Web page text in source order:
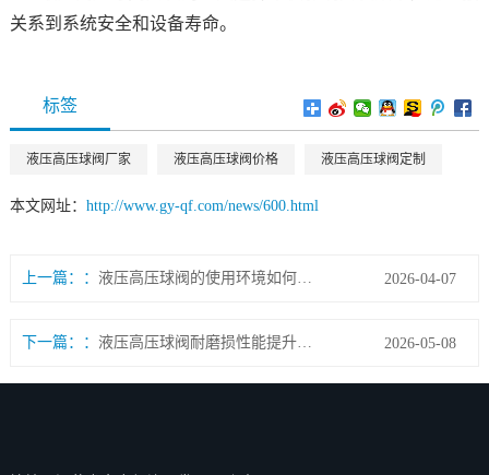
关系到系统安全和设备寿命。
标签
液压高压球阀厂家 液压高压球阀价格 液压高压球阀定制
本文网址： http://www.gy-qf.com/news/600.html
上一篇： 液压高压球阀的使用环境如何评估? 2026-04-07
下一篇： 液压高压球阀耐磨损性能提升研究 2026-05-08